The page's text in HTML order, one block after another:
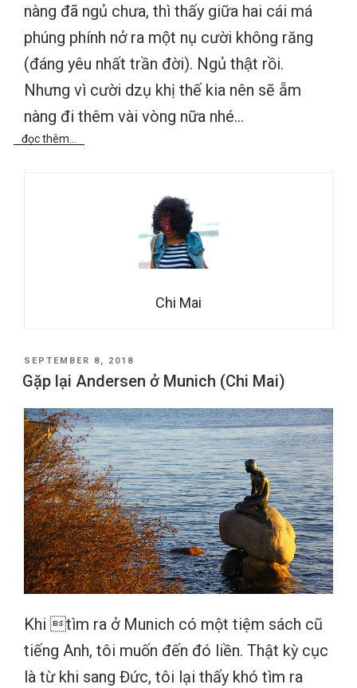
nàng đã ngủ chưa, thì thấy giữa hai cái má
phúng phính nở ra một nụ cười không răng
(đáng yêu nhất trần đời). Ngủ thật rồi.
Nhưng vì cười dzụ khị thế kia nên sẽ ẵm
nàng đi thêm vài vòng nữa nhé…
đọc thêm...
Chi Mai
POSTED
ON
SEPTEMBER 8, 2018
Gặp lại Andersen ở Munich (Chi Mai)
Khi tìm ra ở Munich có một tiệm sách cũ
tiếng Anh, tôi muốn đến đó liền. Thật kỳ cục
là từ khi sang Đức, tôi lại thấy khó tìm ra